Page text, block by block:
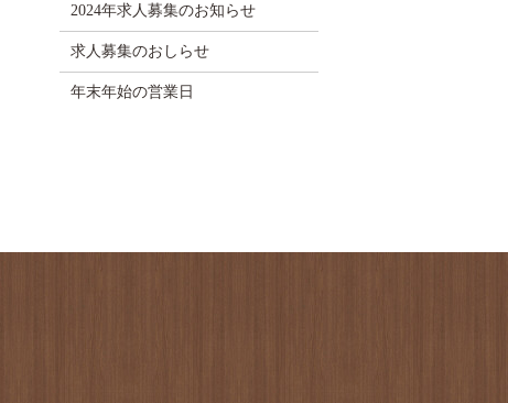
2024年求人募集のお知らせ
求人募集のおしらせ
年末年始の営業日